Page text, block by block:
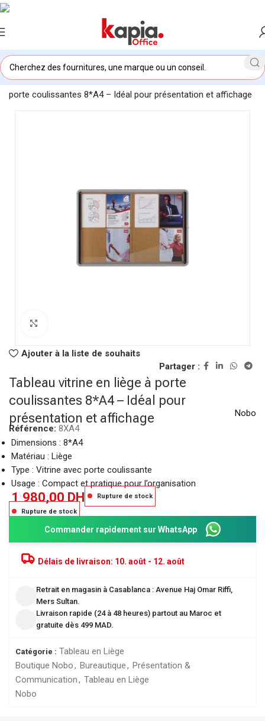
Accueil/KAPIA OFFICE MAROC/Tableau vitrine en liège à
porte coulissantes 8*A4 – Idéal pour présentation et affichage
Ajouter à la liste de souhaits
Partager :
Tableau vitrine en liège à porte
coulissantes 8*A4 – Idéal pour
présentation et affichage
Référence: 8XA4
Nobo
Dimensions : 8*A4
Matériau : Liège
Type : Vitrine avec porte coulissante
Usage : Compact et pratique pour l’organisation
1 980,00DH
Rupture de stock
Rupture de stock
Commander rapidement sur WhatsApp
Délais de livraison: 10. août - 12. août
Retrait en magasin à Casablanca : Avenue Haj Omar Riffi,
Mers Sultan.
Livraison rapide (24 à 48 heures) partout au Maroc et
gratuite dès 499 MAD.
Catégorie : Tableau en Liège
Boutique Nobo, Bureautique, Présentation &
Communication, Tableau en Liège
Nobo